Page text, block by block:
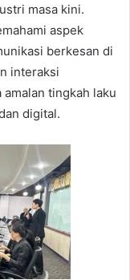
masa kini.
aspek
berkesan di
interaksi
tingkah laku
digital.